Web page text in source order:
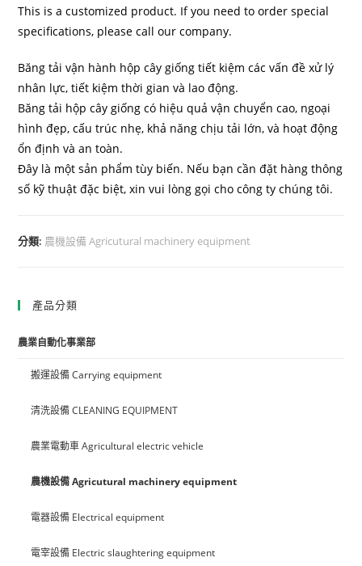
This is a customized product. If you need to order special
specifications, please call our company.
Băng tải vận hành hộp cây giống tiết kiệm các vấn đề xử lý
nhân lực, tiết kiệm thời gian và lao động.
Băng tải hộp cây giống có hiệu quả vận chuyểncao, ngoại
hình đẹp, cấu trúc nhẹ, khả năng chịu tải lớn, và hoạt động
ổn định và an toàn.
Đây là một sản phẩm tùy biến. Nếu bạn cần đặt hàng thông
số kỹ thuật đặc biệt, xin vui lòng gọi cho công ty chúng tôi.
分類: 農機設備 Agricutural machinery equipment
產品分類
農業自動化事業部
搬運設備 Carrying equipment
清洗設備 CLEANING EQUIPMENT
農業電動車 Agricultural electric vehicle
農機設備 Agricutural machinery equipment
電器設備 Electrical equipment
電宰設備 Electric slaughtering equipment